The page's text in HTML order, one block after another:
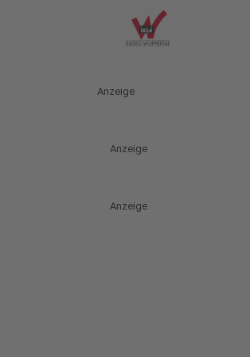
Anzeige
Anzeige
Anzeige